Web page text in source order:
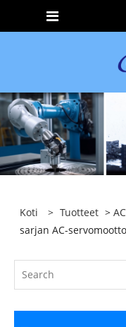
Koti > Tuotteet >
sarjan AC-